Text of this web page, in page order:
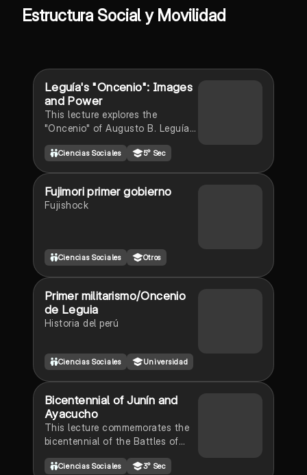
Estructura Social y Movilidad
Leguía's "Oncenio": Images
and Power
This lecture explores the
"Oncenio" of Augusto B. Leguía
his rise to power, the "Patria
Nueva" regime, and the use of
authority.
Ciencias Sociales 5° Sec
Fujimori primer gobierno
Fujishock
Ciencias Sociales Otros
Primer militarismo/Oncenio
de Leguia
Historia del perú
Ciencias Sociales Universidad
Bicentennial of Junín and
Ayacucho
This lecture commemorates the
bicentennial of the Battles of
the end of Spanish colonial rule
Ciencias Sociales 3° Sec